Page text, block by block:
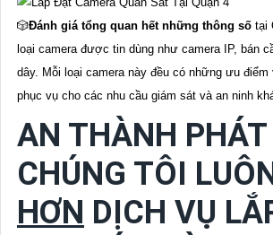
🎲Đánh giá tổng quan hết những thông số tại
loại camera được tin dùng như camera IP, bán
dây. Mỗi loại camera này đều có những ưu điểm
phục vụ cho các nhu cầu giám sát và an ninh
AN THÀNH PHÁT
CHÚNG TÔI
HƠN DỊCH VỤ